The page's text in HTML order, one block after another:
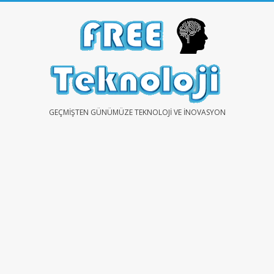
FREEGEÇMIŞTEN GÜNÜMÜZE TEKNOLOJI VE İNOVASYON